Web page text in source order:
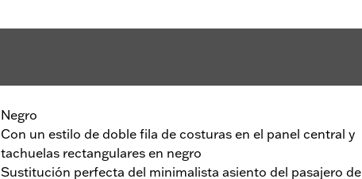
Negro
Con un estilo de doble fila de costuras en el panel central y
tachuelas rectangulares en negro
Sustitución perfecta del minimalista asiento del pasajero de